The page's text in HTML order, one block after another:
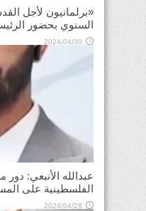
«برلمانيون لأجل
السنوي بحضور
2024/04/30
عبدالله الأنبعي:
الفلسطينية على
2024/04/28